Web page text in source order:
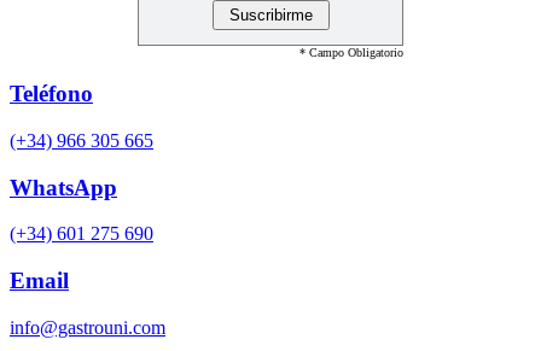
* Campo Obligatorio
Teléfono
(+34) 966 305 665
WhatsApp
(+34) 601 275 690
Email
info@gastrouni.com